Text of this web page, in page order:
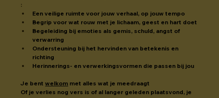
:
Een veilige ruimte voor jouw verhaal, op jouw tempo
Begrip voor wat rouw met je lichaam, geest en hart doet
Begeleiding bij emoties als gemis, schuld, angst of
verwarring
Ondersteuning bij het hervinden van betekenis en
richting
Herinnerings- en verwerkingsvormen die passen bij jou
Je bent welkom met alles wat je meedraagt
Of je verlies nog vers is of al langer geleden plaatsvond, je